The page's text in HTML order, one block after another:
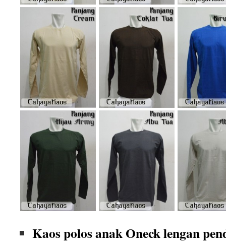
Kaos polos anak Oneck lengan